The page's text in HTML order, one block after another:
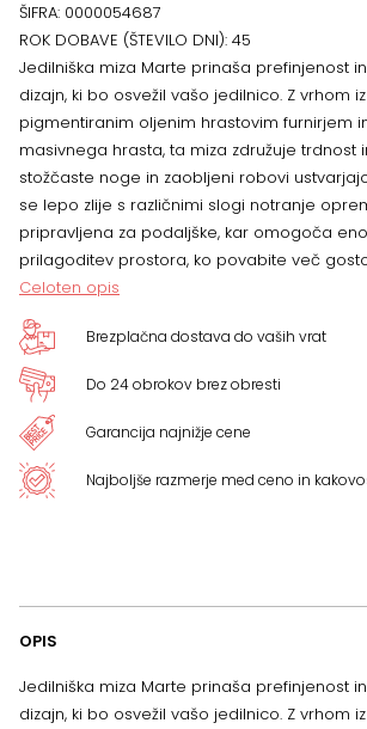
708,00 €.
ŠIFRA: 0000054687
ROK DOBAVE (ŠTEVILO DNI): 45
Jedilniška miza Marte prinaša prefinjenost
dizajn, ki bo osvežil vašo jedilnico. Z vrhom
pigmentiranim oljenim hrastovim furnirjem
masivnega hrasta, ta miza združuje trdnost
stožčaste noge in zaobljeni robovi
se lepo zlije s različnimi slogi notranje
pripravljena za podaljške, kar omogoča
prilagoditev prostora, ko povabite več
Celoten opis
Brezplačna dostava do vaših vrat
Do 24 obrokov brez obresti
Garancija najnižje cene
Najboljše razmerje med ceno in
OPIS
Jedilniška miza Marte prinaša prefinjenost
dizajn, ki bo osvežil vašo jedilnico. Z vrhom